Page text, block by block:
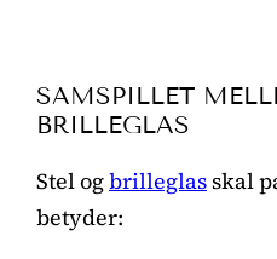
SAMSPILLET
BRILLEGLAS
Stel ogbrilleglasskal
betyder: